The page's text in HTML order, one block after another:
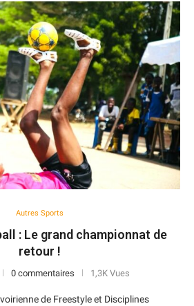
Autres Sports
: Le grand championnat de
retour !
0 commentaires 1,3K Vues
de Freestyle et Disciplines